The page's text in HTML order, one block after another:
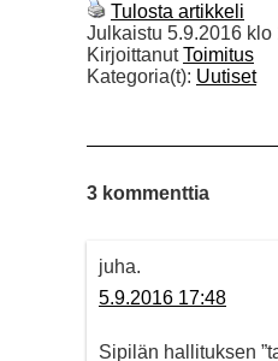
Tulosta artikkeli
Julkaistu 5.9.2016 klo
KirjoittanutToimitus
Kategoria(t): Uutiset
3 kommenttia
juha.
5.9.2016 17:48
Sipilän hallituksen